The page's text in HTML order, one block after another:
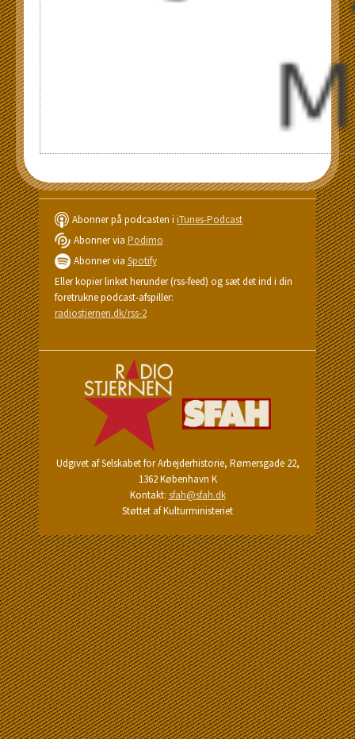
Abonner på podcasten iiTunes-Podcast
Abonner via Podimo
Abonner via Spotify
Eller kopier linket herunder (rss-feed) og sæt det ind i din
foretrukne podcast-afspiller:
radiostjernen.dk/rss-2
Udgivet af Selskabet for Arbejderhistorie, Rømersgade 22,
1362 København K
Kontakt: sfah@sfah.dk
Støttet af Kulturministeriet